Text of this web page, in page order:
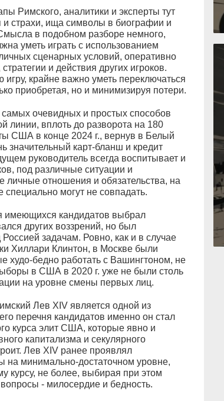
Римского, аналитики и эксперты тут
страхи, ища символы в биографии и
в подобном разборе немного,
уметь играть с использованием
сценарных условий, оперативно
и действия других игроков.
игру, крайне важно уметь переключаться
приобретая, но и минимизируя потери.
очевидных и простых способов
линии, вплоть до разворота на 180
США в конце 2024 г., вернув в Белый
карт-бланш и кредит
руководитель всегда воспитывает и
под различные ситуации и
личные отношения и обязательства, на
специально могут не совпадать.
имеющихся кандидатов выбрал
других воззрений, но был
задачам. Ровно, как и в случае
Хиллари Клинтон, в Москве были
худо-бедно работать с Вашингтоном, не
в США в 2020 г. уже не были столь
на уровне смены первых лиц.
Лев XIV является одной из
перечня кандидатов именно он стал
курса элит США, которые явно и
капитализма и секулярного
Лев XIV ранее проявлял
на минимально-достаточном уровне,
курсу, не более, выбирая при этом
- милосердие и бедность.